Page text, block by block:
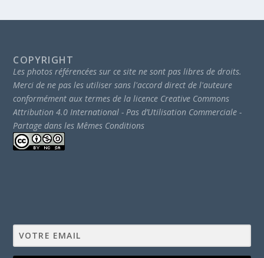
COPYRIGHT
Les photos référencées sur ce site ne sont pas libres de droits.
Merci de ne pas les utiliser sans l'accord direct de l'auteure
conformément aux termes de la licence Creative Commons
Attribution 4.0 International - Pas d’Utilisation Commerciale -
Partage dans les Mêmes Conditions